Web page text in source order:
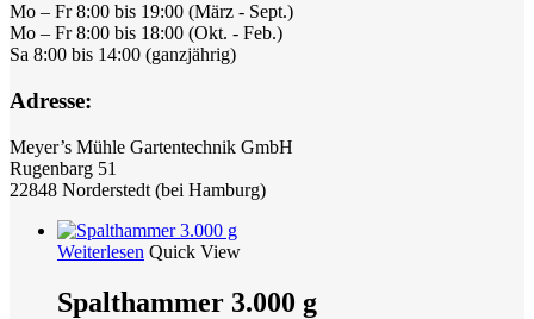
Mo – Fr 8:00 bis 19:00 (März - Sept.)
Mo – Fr 8:00 bis 18:00 (Okt. - Feb.)
Sa 8:00 bis 14:00 (ganzjährig)
Adresse:
Meyer’s Mühle Gartentechnik GmbH
Rugenbarg 51
22848 Norderstedt (bei Hamburg)
Weiterlesen Quick View
Spalthammer 3.000 g